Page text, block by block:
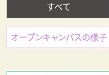
すべて
オープンキャンパスの様子